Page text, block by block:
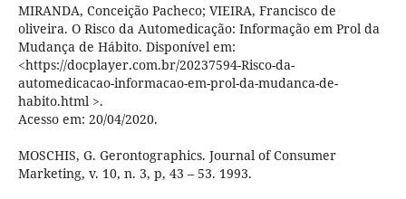
MIRANDA, Conceição Pacheco; VIEIRA, Francisco de
oliveira. O Risco da Automedicação: Informação em Prol da
Mudança de Hábito. Disponível em:
<https://docplayer.com.br/20237594-Risco-da-
automedicacao-informacao-em-prol-da-mudanca-de-
habito.html >.
Acesso em: 20/04/2020.
MOSCHIS, G. Gerontographics. Journal of Consumer
Marketing, v. 10, n. 3, p, 43 – 53. 1993.